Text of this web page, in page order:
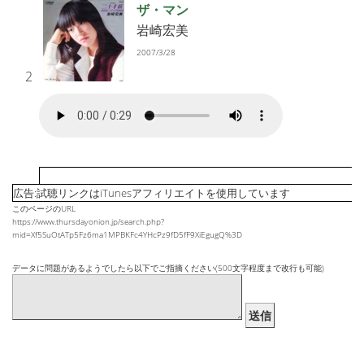
2
ザ・マン
岩崎宏美
2007/3/28
広告:試聴リンクはiTunesアフィリエイトを使用しています
このページのURL
https://www.thursdayonion.jp/search.php?
mid=Xf5SuOtATp5Fz6ma1MPBKFc4YHcPz9fD5fF9XiEgugQ%3D
データに問題があるようでしたら以下でご指摘ください(500文字程度まで改行も可能)
送信